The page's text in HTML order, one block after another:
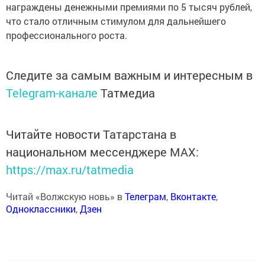
награждены денежными премиями по 5 тысяч рублей,
что стало отличным стимулом для дальнейшего
профессионального роста.
Следите за самым важным и интересным в
Telegram-канале Татмедиа
Читайте новости Татарстана в
национальном мессенджере MАХ:
https://max.ru/tatmedia
Читай «Волжскую новь» вТелеграм, Вконтакте,
Одноклассники,Дзен